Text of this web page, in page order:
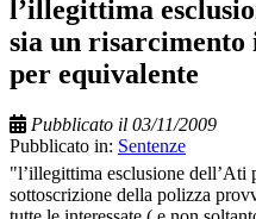
l’illegittima
sia un risarcimento
per equivalente
Pubblicato il 03/11/2009
Pubblicato in: Sentenze
"l’illegittima esclusione dell’Ati
sottoscrizione della polizza